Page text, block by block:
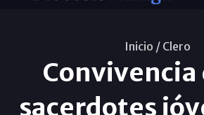
Inicio / Clero
Convivencia
sacerdotes